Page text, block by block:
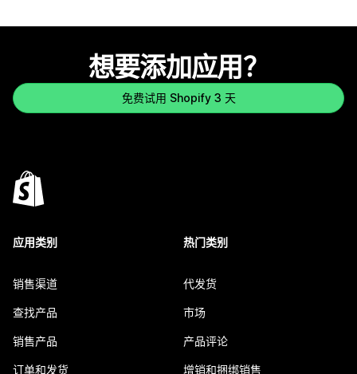
想要添加应用？
免费试用 Shopify 3 天
应用类别
销售渠道
查找产品
销售产品
订单和发货
热门类别
代发货
市场
产品评论
增销和捆绑销售